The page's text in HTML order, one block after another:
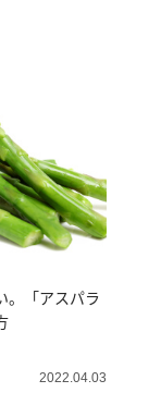
。「アスパラ
2022.04.03